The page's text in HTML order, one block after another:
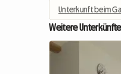
Unterkunft beim
Weitere